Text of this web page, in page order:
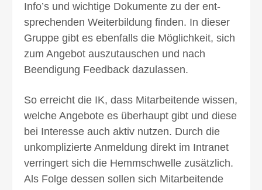
Info’s und wichtige Dokumente zu der ent­
sprechenden Weiter­bildung finden. In dieser
Gruppe gibt es ebenfalls die Möglich­keit, sich
zum Angebot auszu­tauschen und nach
Beendigung Feed­back dazulassen.
So erreicht die IK, dass Mitarbeitende wissen,
welche Angebote es über­haupt gibt und diese
bei Interesse auch aktiv nutzen. Durch die
unkompli­zierte An­meldung direkt im Intranet
ver­ringert sich die Hemm­schwelle zusätzlich.
Als Folge dessen sollen sich Mitarbeitende